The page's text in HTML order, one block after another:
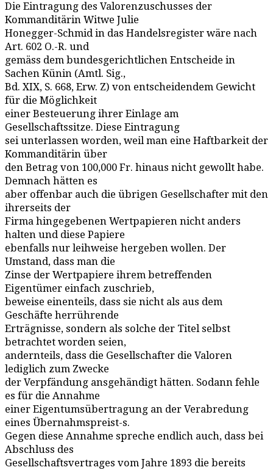
Die Eintragung des Valorenzuschusses der
Kommanditärin Witwe Julie
Honegger-Schmid in das Handelsregister wäre nach
Art. 602 O.-R. und
gemäss dem bundesgerichtlichen Entscheide in
Sachen Künin (Amtl. Sig.,
Bd. XIX, S. 668, Erw. Z) von entscheidendem Gewicht
für die Möglichkeit
einer Besteuerung ihrer Einlage am
Gesellschaftssitze. Diese Eintragung
sei unterlassen worden, weil man eine Haftbarkeit der
Kommanditärin über
den Betrag von 100,000 Fr. hinaus nicht gewollt habe.
Demnach hätten es
aber offenbar auch die übrigen Gesellschafter mit den
ihrerseits der
Firma hingegebenen Wertpapieren nicht anders
halten und diese Papiere
ebenfalls nur leihweise hergeben wollen. Der
Umstand, dass man die
Zinse der Wertpapiere ihrem betreffenden
Eigentümer einfach zuschrieb,
beweise einenteils, dass sie nicht als aus dem
Geschäfte herrührende
Erträgnisse, sondern als solche der Titel selbst
betrachtet worden seien,
andernteils, dass die Gesellschafter die Valoren
lediglich zum Zwecke
der Verpfändung ansgehändigt hätten. Sodann fehle
es für die Annahme
einer Eigentumsübertragung an der Verabredung
eines Übernahmspreist-s.
Gegen diese Annahme spreche endlich auch, dass bei
Abschluss des
Gesellschaftsvertrages vom Jahre 1893 die bereits